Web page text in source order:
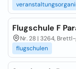
Flugschule F
Nr. 28 | 3264,
flugschulen